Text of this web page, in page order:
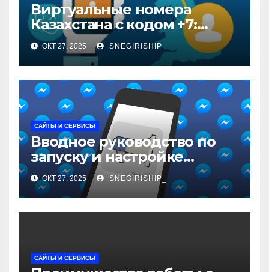
Виртуальные номера
Казахстана с кодом +7:
особенности и
применение
ОКТ 27, 2025 SNEGIRISHIP_
САЙТЫ И СЕРВИСЫ
Вводное руководство по
запуску и настройке
рекламы в мессенджерах
ОКТ 27, 2025 SNEGIRISHIP_
САЙТЫ И СЕРВИСЫ